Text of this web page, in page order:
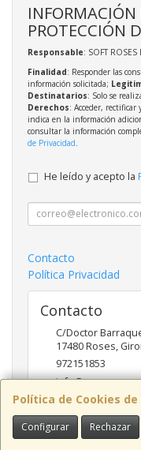
Política de Cookies
Configurar Rechazar
INFORMACIÓN
PROTECCIÓN
Responsable: SOFT ROSES
Finalidad: Responder las
información solicitada;
Destinatarios: Solo se
Derechos: Acceder, rectificar
indica en la información
consultar la información
de Privacidad
He leído y acepto la
Contacto
Política Privacidad
Contacto
C/Doctor
17480Roses,
972151853
Horario